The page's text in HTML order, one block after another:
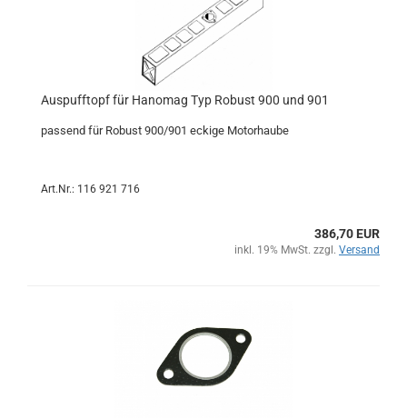
Auspufftopf für Hanomag Typ Robust 900 und 901
passend für Robust 900/901 eckige Motorhaube
Art.Nr.: 116 921 716
386,70 EUR
inkl. 19% MwSt. zzgl. Versand